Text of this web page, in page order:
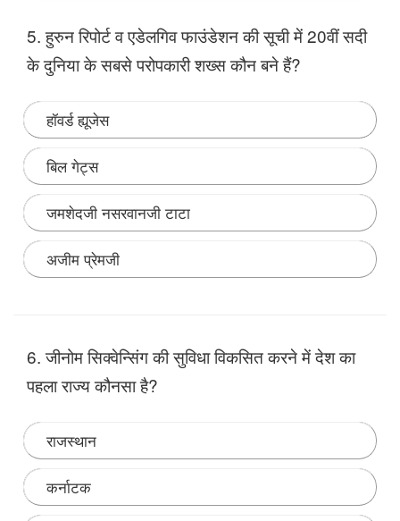
5. हुरुन रिपोर्ट व एडेलगिव फाउंडेशन की सूची में 20वीं सदी
के दुनिया के सबसे परोपकारी शख्स कौन बने हैं?
हॉवर्ड ह्यूजेस
बिल गेट्स
जमशेदजी नसरवानजी टाटा
अजीम प्रेमजी
का वर्तमान मूल्य लगभग $102.4 बिलियन है। वह वैश्विक परोपकारी
लोगों की शीर्ष 10 सूची में एकमात्र भारतीय हैं।
6. जीनोम सिक्वेन्सिंग की सुविधा विकसित करने में देश का
पहला राज्य कौनसा है?
राजस्थान
कर्नाटक